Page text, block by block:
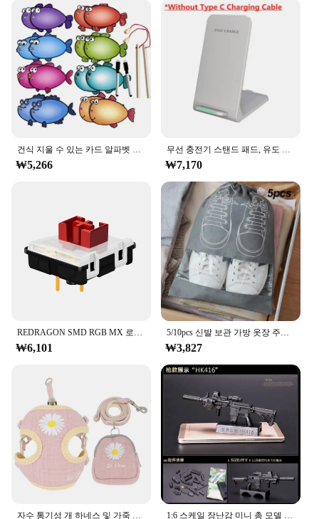
Design and Style: Colorful and engaging alphabet
illustrations
Usage and Purpose: Ideal for teaching and
reinforcing the Korean alphabet
Shape or Size or Weight or Quantity: Set of 26
cards, each measuring 5.5 x 8.5 inches
Performance and Property: Sturdy and easy to
handle for children and adults alike
|Wholesale|Vendors|
**Enhanced Learning Experience**
The merka Alphabet Cards are an indispensable
educational tool for anyone looking to master the
Korean language. Designed with both children and
adults in mind, these cards offer a fun and
interactive way to learn the Korean alphabet. Each
card features a vibrant illustration of a letter,
making it easy to recognize and memorize. The
cards are not only visually appealing but also
durable, ensuring they can withstand the rigors of
**Versatile and User-Friendly**
Whether you're a teacher, a parent, or an individual
interested in learning Korean, these alphabet cards
are a versatile addition to your educational
resources. They can be used in a variety of settings,
including classrooms, homes, or even during travel.
The cards are lightweight and portable, making
them convenient for on-the-go learning. The set
includes all 26 letters of the Korean alphabet,
providing a comprehensive foundation for language
acquisition.
₩5,266 ₩7,170
₩6,101 ₩3,827